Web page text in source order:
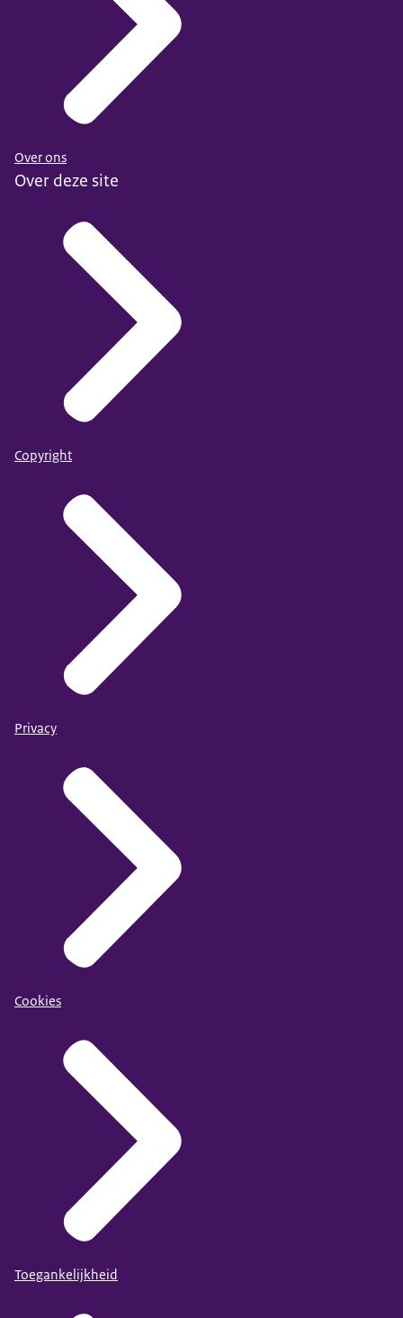
Over ons
Over deze site
Copyright
Privacy
Cookies
Toegankelijkheid